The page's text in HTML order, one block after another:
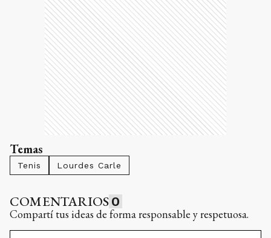
Temas
Tenis Lourdes Carle
COMENTARIOS 0
Compartí tus ideas de forma responsable y respetuosa.